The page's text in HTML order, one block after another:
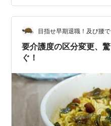
家庭内・社会的にほぼ自立
多少あるが 注意すれば自
みられる 道に迷う、買い物
でも II の状態がみられる
目指せ早期退職！及び腰
要介護度の区分変更、
ぐ！